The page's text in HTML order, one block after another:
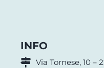
INFO
Via Tornese, 10 –